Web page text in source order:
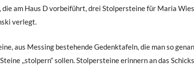
am Haus D vorbeiführt, drei Stolpersteine für Maria
verlegt.
aus Messing bestehende Gedenktafeln, die man so
,,stolpern“ sollen. Stolpersteine erinnern an das